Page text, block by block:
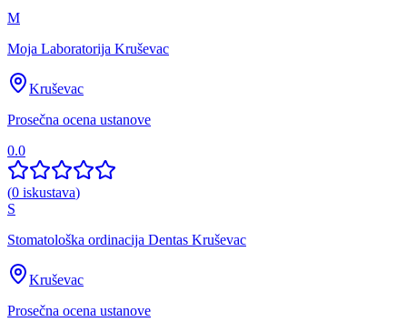
M
Moja Laboratorija Kruševac
Kruševac
Prosečna ocena ustanove
0.0
(0 iskustava)
S
Stomatološka ordinacija Dentas Kruševac
Kruševac
Prosečna ocena ustanove